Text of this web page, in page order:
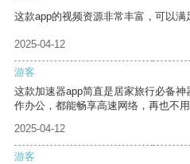
这款app的视频资源非常丰富，可以满
2025-04-12
游客
这款加速器app简直是居家旅行必备
作办公，都能畅享高速网络，再也不用
2025-04-12
游客